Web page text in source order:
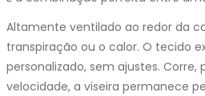
Altamente ventilado ao redor da
transpiração ou o calor. O tecido
personalizado, sem ajustes. Corre,
velocidade, a viseira permanece